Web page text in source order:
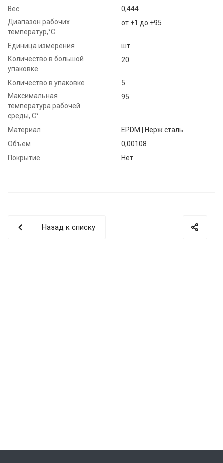
Вес
0,444
Диапазон рабочих
температур,°С
от +1 до +95
Единица измерения
шт
Количество в большой
упаковке
20
Количество в упаковке
5
Максимальная
температура рабочей
среды, С°
95
Материал
EPDM | Нерж.сталь
Объем
0,00108
Покрытие
Нет
Назад к списку